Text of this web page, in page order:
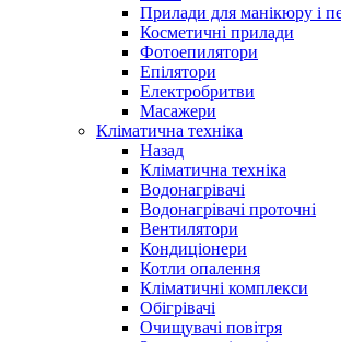
Прилади для манікюру і
Косметичні прилади
Фотоепилятори
Епілятори
Електробритви
Масажери
Кліматична техніка
Назад
Кліматична техніка
Водонагрівачі
Водонагрівачі проточні
Вентилятори
Кондиціонери
Котли опалення
Кліматичні комплекси
Обігрівачі
Очищувачі повітря